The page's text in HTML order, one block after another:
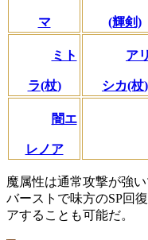
マ (輝剣)
ミト
ラ(杖)
ア
シカ(杖)
闇エ
レノア
魔属性は通常攻撃が強
バーストで味方のSP回
アすることも可能だ。